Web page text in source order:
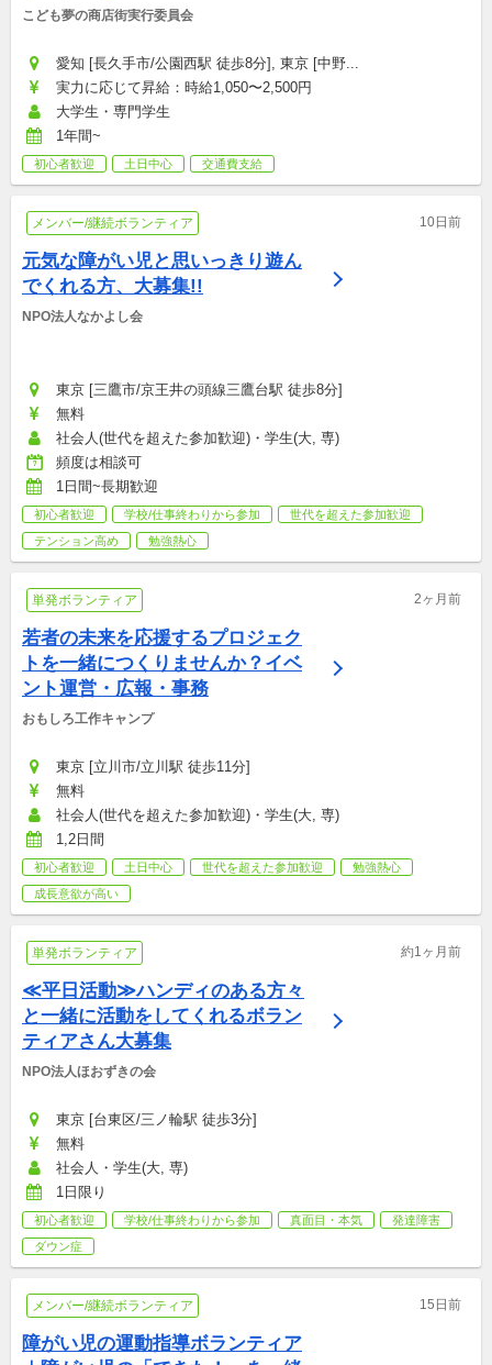
こども夢の商店街実行委員会
愛知 [長久手市/公園西駅 徒歩8分], 東京 [中野...
実力に応じて昇給：時給1,050〜2,500円
大学生・専門学生
1年間~
初心者歓迎 土日中心 交通費支給
メンバー/継続ボランティア 10日前
元気な障がい児と思いっきり遊ん
でくれる方、大募集!!
NPO法人なかよし会
東京 [三鷹市/京王井の頭線三鷹台駅 徒歩8分]
無料
社会人(世代を超えた参加歓迎)・学生(大, 専)
頻度は相談可
1日間~長期歓迎
初心者歓迎 学校/仕事終わりから参加
世代を超えた参加歓迎
テンション高め
勉強熱心
単発ボランティア 2ヶ月前
若者の未来を応援するプロジェク
トを一緒につくりませんか？イベ
ント運営・広報・事務
おもしろ工作キャンプ
東京 [立川市/立川駅 徒歩11分]
無料
社会人(世代を超えた参加歓迎)・学生(大, 専)
1,2日間
初心者歓迎 土日中心 世代を超えた参加歓迎
勉強熱心
成長意欲が高い
単発ボランティア 約1ヶ月前
≪平日活動≫ハンディのある方々
と一緒に活動をしてくれるボラン
ティアさん大募集
NPO法人ほおずきの会
東京 [台東区/三ノ輪駅 徒歩3分]
無料
社会人・学生(大, 専)
1日限り
初心者歓迎 学校/仕事終わりから参加 真面目・本気
発達障害
ダウン症
メンバー/継続ボランティア 15日前
障がい児の運動指導ボランティア